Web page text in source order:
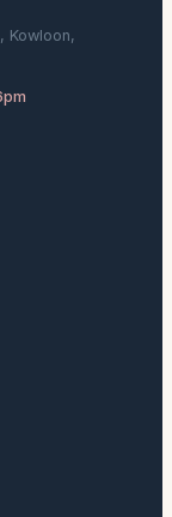
Kowloon,